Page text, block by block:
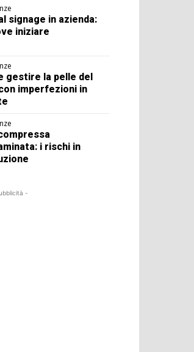
signage in azienda:
iniziare
gestire la pelle del
imperfezioni in
i rischi in
-